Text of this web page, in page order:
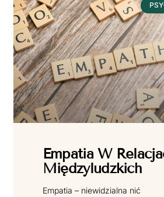
Empatia W
Międzyludzkich
Empatia – niewidzialna nić